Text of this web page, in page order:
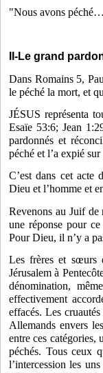
"Nous avons
II-Le grand
Dans Romains 5,
le péché la mort, et
JÉSUS représenta
Esaïe 53:6; Jean
pardonnés et
péché et l’a expié
C’est dans cet acte
Dieu et l’homme et
Revenons au Juif de
une réponse pour
Pour Dieu, il n’y a
Les frères et sœurs
Jérusalem à
dénomination,
effectivement
effacés. Les
Allemands envers
entre ces catégories,
péchés. Tous ceux
l’intercession les